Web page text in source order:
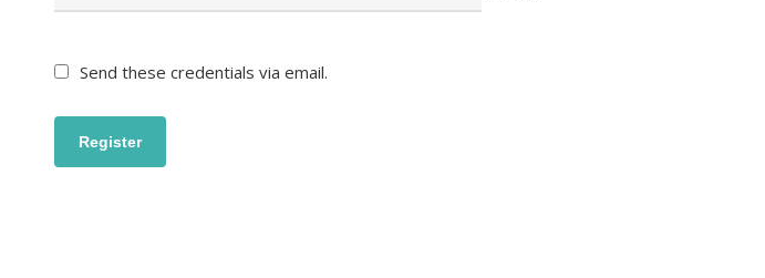
Send these credentials via email.